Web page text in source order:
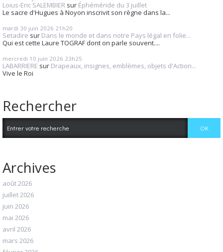
Loius-Eric SALEMBIER sur Éphéméride du 3 juillet
Le sacre d'Hugues à Noyon inscrivit son règne dans la...
mardi 30 juin 2026 21h20
Setadire sur Dans le monde et dans notre Pays légal en folie...
Qui est cette Laure TOGRAF dont on parle souvent....
mercredi 10 juin 2026 23h25
LABARRIERE sur Drapeaux, insignes, emblèmes, objets d'Action...
Vive le Roi
Rechercher
Archives
août 2026
juillet 2026
juin 2026
mai 2026
avril 2026
mars 2026